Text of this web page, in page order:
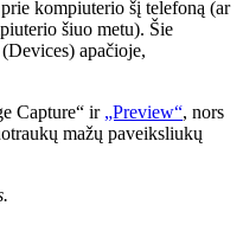
kompiuterio šį telefoną (ar
šiuo metu). Šie
apačioje,
Capture“ ir „Preview“, nors
mažų paveiksliukų